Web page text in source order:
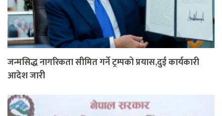
जन्मसिद्ध नागरिकता सीमित गर्ने ट्रम्पको प्रयास,दुई कार्यकारी
आदेश जारी